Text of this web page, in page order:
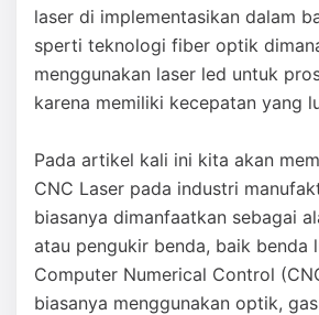
laser di implementasikan dalam
sperti teknologi fiber optik
menggunakan laser led untuk
karena memiliki kecepatan yang
Pada artikel kali ini kita akan
CNC Laser pada industri
biasanya dimanfaatkan sebagai
atau pengukir benda, baik benda
Computer Numerical Control
biasanya menggunakan optik,